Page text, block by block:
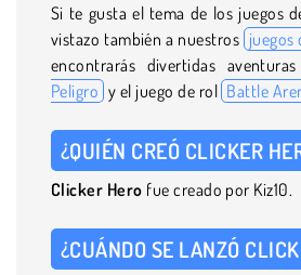
Si te gusta el tema de los juegos
vistazo también a nuestros juegos
encontrarás divertidas
Peligro y el juego de rol Battle
¿QUIÉN CREÓ CLICKER
Clicker Hero fue creado por Kiz10.
¿CUÁNDO SE LANZÓ